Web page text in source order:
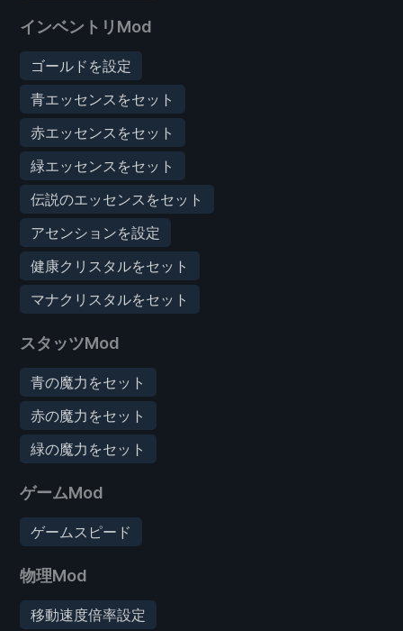
インベントリMod
ゴールドを設定
青エッセンスをセット
赤エッセンスをセット
緑エッセンスをセット
伝説のエッセンスをセット
アセンションを設定
健康クリスタルをセット
マナクリスタルをセット
スタッツMod
青の魔力をセット
赤の魔力をセット
緑の魔力をセット
ゲームMod
ゲームスピード
物理Mod
移動速度倍率設定